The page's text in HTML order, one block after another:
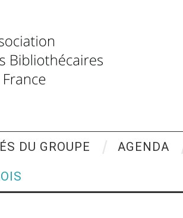
DU GROUPE AGENDA